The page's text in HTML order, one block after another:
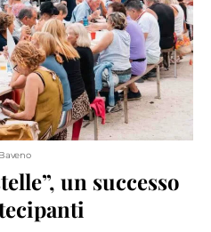
Baveno
un successo